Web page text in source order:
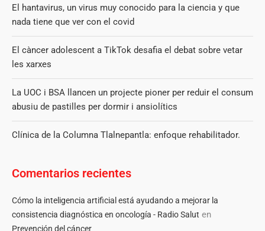
El hantavirus, un virus muy conocido para la ciencia y que
nada tiene que ver con el covid
El càncer adolescent a TikTok desafia el debat sobre vetar
les xarxes
La UOC i BSA llancen un projecte pioner per reduir el consum
abusiu de pastilles per dormir i ansiolítics
Clínica de la Columna Tlalnepantla: enfoque rehabilitador.
Comentarios recientes
Cómo la inteligencia artificial está ayudando a mejorar la
consistencia diagnóstica en oncología - Radio Salut en
Prevención del cáncer